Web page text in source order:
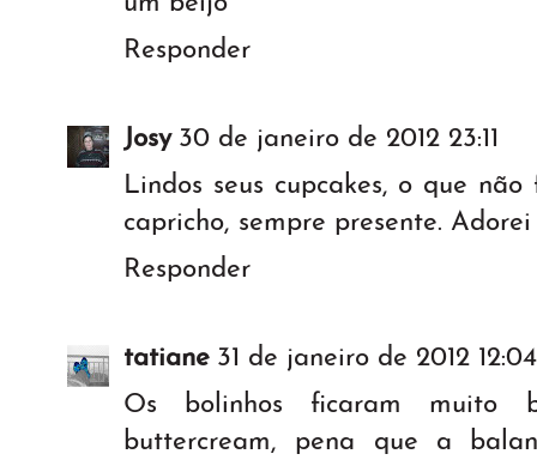
Responder
Josy 30 de janeiro de 2012 23:11
Lindos seus cupcakes, o que
capricho, sempre presente.
Responder
tatiane 31 de janeiro de 2012 12:04
Os bolinhos ficaram muito
buttercream, pena que a